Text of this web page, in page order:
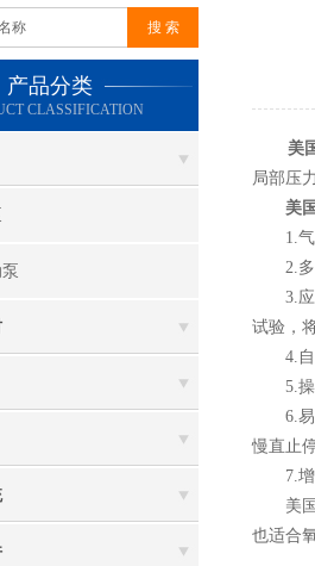
产品分类
CLASSIFICATION
美
局部压
美
1.气体
2.多种
3.应用
试验，
4.自动
5.操作
6.易拆
慢直止
7.增压
美国
也适合